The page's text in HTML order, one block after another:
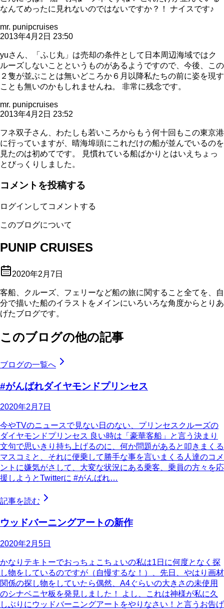
なんてめったに見れないのではないですか？！ ナイスです♪
mr. punipcruises
2013年4月2日 23:50
yuさん、「ふじ丸」は売却の条件として日本周辺海域ではク
ルーズしないことというものがあるようですので、今後、この
２隻が並ぶことは無いどころか６月以降私たちの前に姿を現す
ことも無いのかもしれませんね。 非常に残念です。
mr. punipcruises
2013年4月2日 23:52
フネ双子さん、わたしも若いころからもう何十回もこの東京港
に行っていますが、晴海埠頭にこれだけの船が並んでいるのを
見たのは初めてです。 見慣れている船ばかりとはいえちょっ
とびっくりしました。
コメントを投稿する
ログインしてコメントする
このブログについて
PUNIP CRUISES
2020年2月7日
客船、クルーズ、フェリーなど船の旅に関すること全てを、自
分で描いた船のイラストをメインにいろいろな角度からとりあ
げたブログです。
このブログの他の記事
ブログの一覧へ
#がんばれダイヤモンドプリンセス
2020年2月7日
今やTVのニュースで見ない日のない、プリンセスクルーズの
ダイヤモンドプリンセス 良い時は「豪華客船」と言う決まり
文句で思いきり持ち上げるのに、何か問題があると叩きまくる
マスコミと、それに便乗して勝手な事を言いまくる人達のコメ
ントに嫌気がさして、大変な状況にある乗客、乗員の方々を応
援しようとTwitterに #がんばれ…
記事を読む
ウッドバーニングアートの新作
2020年2月5日
かなりテキトーでおっちょこちょいの私は1日に何度となく探
し物をしているのですが（自慢するな！）、先日、やはり画材
関係の探し物をしていたら偶然、A4ぐらいの大きさの未使用
のシナベニヤ板を発見しました！ よし、これは神様が私に久
しぶりにウッドバーニングアートをやりなさい！と言うお告げ